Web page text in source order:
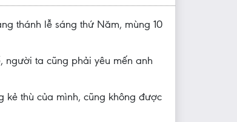
thánh lễ sáng thứ Năm, mùng 10
người ta cũng phải yêu mến anh
kẻ thù của mình, cũng không được